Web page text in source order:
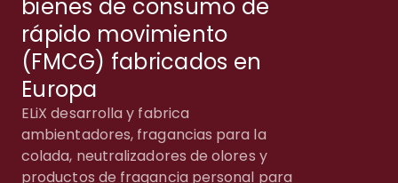
bienes de consumo de
rápido movimiento
(FMCG) fabricados en
Europa
ELiX desarrolla y fabrica
ambientadores, fragancias para la
colada, neutralizadores de olores y
productos de fragancia personal para